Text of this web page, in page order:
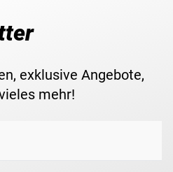
exklusive Angebote,
mehr!